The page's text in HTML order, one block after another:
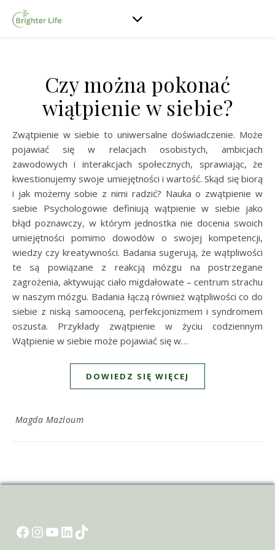
Czy można pokonać
wiątpienie w siebie?
Zwątpienie w siebie to uniwersalne doświadczenie. Może
pojawiać się w relacjach osobistych, ambicjach
zawodowych i interakcjach społecznych, sprawiając, że
kwestionujemy swoje umiejętności i wartość. Skąd się biorą
i jak możemy sobie z nimi radzić? Nauka o zwątpienie w
siebie Psychologowie definiują wątpienie w siebie jako
błąd poznawczy, w którym jednostka nie docenia swoich
umiejętności pomimo dowodów o swojej kompetencji,
wiedzy czy kreatywności. Badania sugerują, że wątpliwości
te są powiązane z reakcją mózgu na postrzegane
zagrożenia, aktywując ciało migdałowate – centrum strachu
w naszym mózgu. Badania łączą również wątpliwości co do
siebie z niską samooceną, perfekcjonizmem i syndromem
oszusta. Przykłady zwątpienie w życiu codziennym
Wątpienie w siebie może pojawiać się w…
DOWIEDZ SIĘ WIĘCEJ
Magda Mazloum
Facebook
Instagram
YouTube
LinkedIn
TikTok